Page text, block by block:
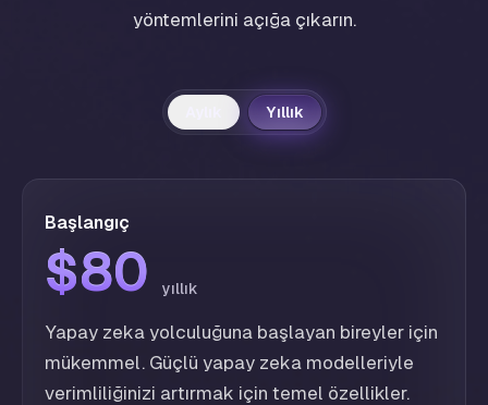
yöntemlerini açığa çıkarın.
Yıllık
Başlangıç
$80
$80 yıllık
Yapay zeka yolculuğuna başlayan bireyler için
mükemmel. Güçlü yapay zeka modelleriyle
verimliliğinizi artırmak için temel özellikler.